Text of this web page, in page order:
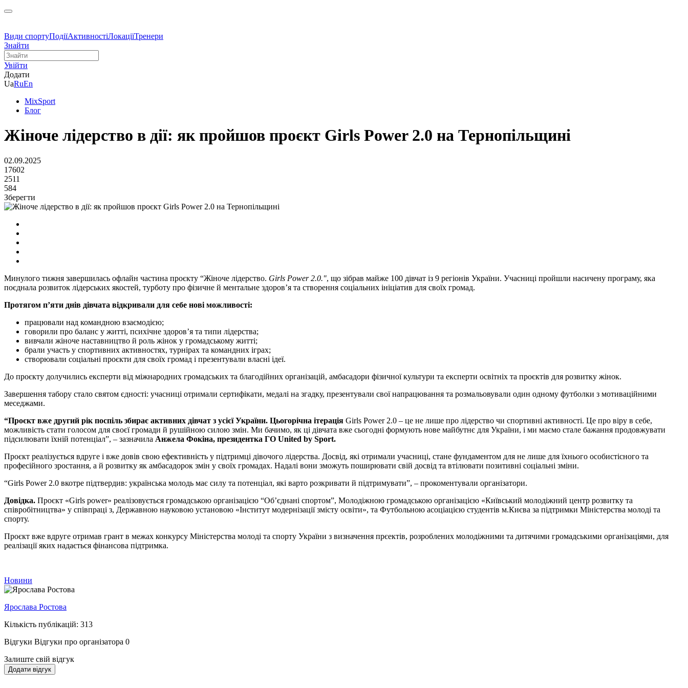
Види спортуПодіїАктивностіЛокаціїТренери
Знайти
Увійти
Додати
UaRuEn
MixSport
Блог
Жіноче лідерство в дії: як пройшов проєкт Girls Power 2.0 на Тернопільщині
02.09.2025
17602
2511
584
Зберегти
Минулого тижня завершилась офлайн частина проєкту “Жіноче лідерство. Girls Power 2.0.", що зібрав майже 100 дівчат із 9 регіонів України. Учасниці пройшли насичену програму, яка
поєднала розвиток лідерських якостей, турботу про фізичне й ментальне здоров’я та створення соціальних ініціатив для своїх громад.
Протягом п’яти днів дівчата відкривали для себе нові можливості:
працювали над командною взаємодією;
говорили про баланс у житті, психічне здоров’я та типи лідерства;
вивчали жіноче наставництво й роль жінок у громадському житті;
брали участь у спортивних активностях, турнірах та командних іграх;
створювали соціальні проєкти для своїх громад і презентували власні ідеї.
До проєкту долучились експерти від міжнародних громадських та благодійних організацій, амбасадори фізичної культури та експерти освітніх та проєктів для розвитку жінок.
Завершення табору стало святом єдності: учасниці отримали сертифікати, медалі на згадку, презентували свої напрацювання та розмальовували один одному футболки з мотиваційними
меседжами.
“Проєкт вже другий рік поспіль збирає активних дівчат з усієї України. Цьогорічна ітерація Girls Power 2.0 – це не лише про лідерство чи спортивні активності. Це про віру в себе,
можливість стати голосом для своєї громади й рушійною силою змін. Ми бачимо, як ці дівчата вже сьогодні формують нове майбутнє для України, і ми маємо стале бажання продовжувати
підсилювати їхній потенціал”, – зазначила Анжела Фокіна, президентка ГО United by Sport.
Проєкт реалізується вдруге і вже довів свою ефективність у підтримці дівочого лідерства. Досвід, які отримали учасниці, стане фундаментом для не лише для їхнього особистісного та
професійного зростання, а й розвитку як амбасадорок змін у своїх громадах. Надалі вони зможуть поширювати свій досвід та втілювати позитивні соціальні зміни.
“Girls Power 2.0 вкотре підтвердив: українська молодь має силу та потенціал, які варто розкривати й підтримувати”, – прокоментували організатори.
Довідка. Проєкт «Girls power» реалізовується громадською організацією “Обʼєднані спортом”, Молодіжною громадською організацією «Київський молодіжний центр розвитку та
співробітництва» у співпраці з, Державною науковою установою «Інститут модернізації змісту освіти», та Футбольною асоціацією студентів м.Києва за підтримки Міністерства молоді та
спорту.
Проєкт вже вдруге отримав грант в межах конкурсу Міністерства молоді та спорту України з визначення прєектів, розроблених молодіжними та дитячими громадськими організаціями, для
реалізації яких надається фінансова підтримка.
Новини
Ярослава Ростова
Кількість публікацій: 313
Відгуки Відгуки про організатора 0
Залиште свій відгук
Додати відгук